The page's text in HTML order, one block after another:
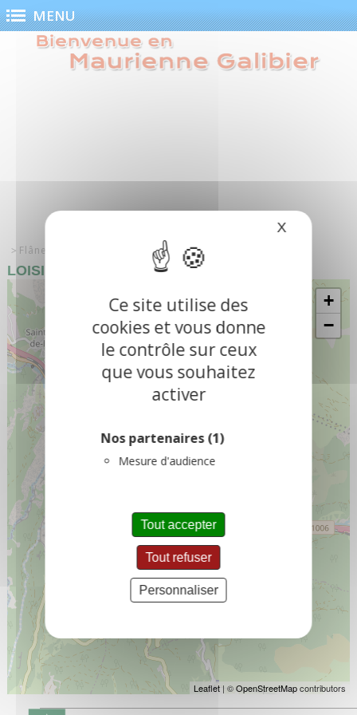
Panneau de gestion des cookies
Ce site utilise des
cookies et vous donne
le contrôle sur ceux
que vous souhaitez
activer
Nos partenaires(1)
Mesure d'audience
Tout accepter
Tout refuser
Personnaliser
XMasquer
MENU
Flâner Commerces et services
LOISIRS
+
−
Leaflet | ©OpenStreetMapcontributors